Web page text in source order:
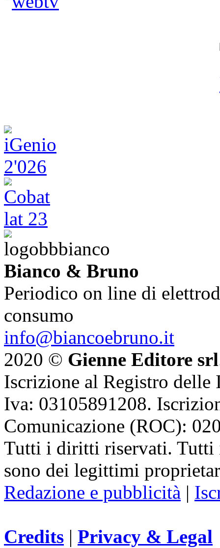
Bianco & Bruno
Periodico on line di
consumo
info@biancoebruno.it
2020 © Gienne Editore srl
Iscrizione al Registro delle
Iva: 03105891208.
Comunicazione (ROC):
Tutti i diritti riservati. Tutti
sono dei legittimi
Redazione e pubblicità |
Credits | Privacy & Legal